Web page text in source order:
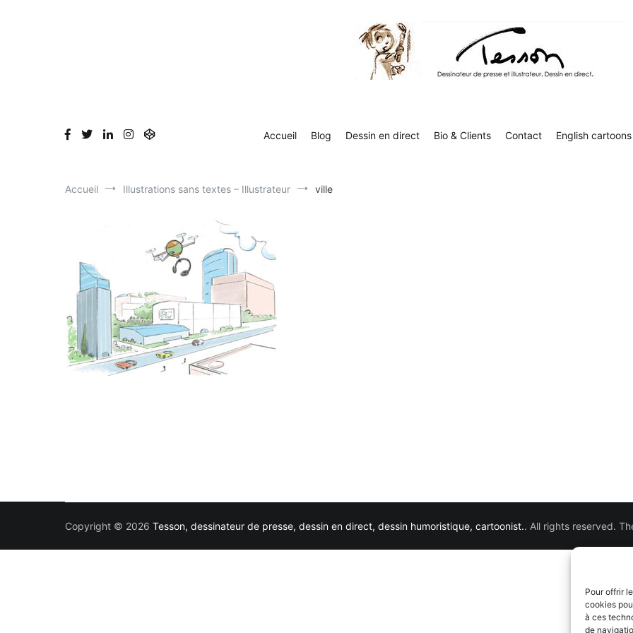
Pour offrir
cookies
à ces
de
Accueil Blog Dessin en direct Bio & Clients Contact English cartoons
Accueil Illustrations sans textes – Illustrateur ville
Copyright © 2026 Tesson, dessinateur de presse, dessin en direct, dessin humoristique, cartoonist.. All rights reserved.